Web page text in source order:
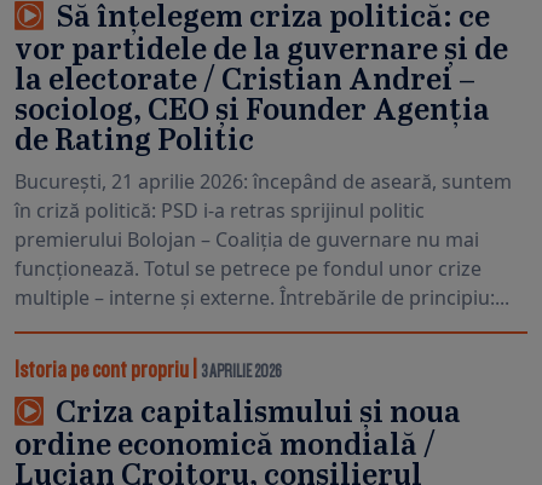
Să înțelegem criza politică: ce
vor partidele de la guvernare și de
la electorate / Cristian Andrei –
sociolog, CEO și Founder Agenția
de Rating Politic
București, 21 aprilie 2026: începând de aseară, suntem
în criză politică: PSD i-a retras sprijinul politic
premierului Bolojan – Coaliția de guvernare nu mai
funcționează. Totul se petrece pe fondul unor crize
multiple – interne și externe. Întrebările de principiu:...
Istoria pe cont propriu 3 APRILIE 2026
Criza capitalismului și noua
ordine economică mondială /
Lucian Croitoru, consilierul